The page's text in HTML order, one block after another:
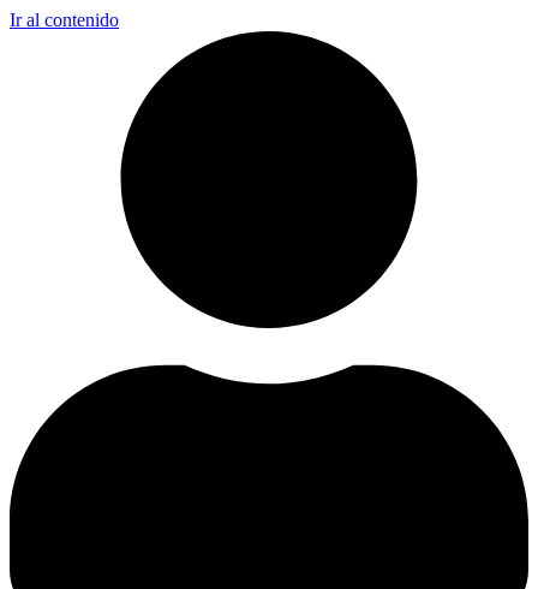
Ir al contenido